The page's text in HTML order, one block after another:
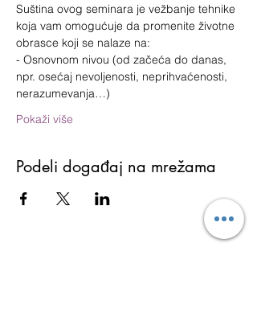
Suština ovog seminara je vežbanje tehnike
koja vam omogućuje da promenite životne
obrasce koji se nalaze na:
- Osnovnom nivou (od začeća do danas,
npr. osećaj nevoljenosti, neprihvaćenosti,
nerazumevanja…)
Pokaži više
Podeli događaj na mrežama